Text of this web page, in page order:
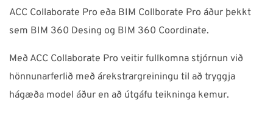
ACC Collaborate Pro eða BIM Collborate Pro áður þekkt
sem BIM 360 Desing og BIM 360 Coordinate.
Með ACC Collaborate Pro veitir fullkomna stjórnun við
hönnunarferlið með árekstrargreiningu til að tryggja
hágæða model áður en að útgáfu teikninga kemur.